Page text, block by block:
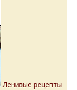
Ленивые рецепты